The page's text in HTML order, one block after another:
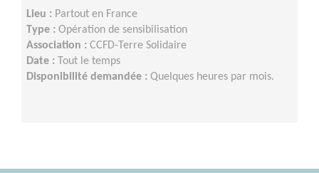
Lieu : Partout en France
Type : Opération de sensibilisation
Association : CCFD-Terre Solidaire
Date :
Tout le temps
Disponibilité demandée : Quelques heures par mois.